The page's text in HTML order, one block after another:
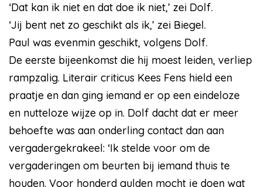
‘Dat kan ik niet en dat doe ik niet,’ zei Dolf.
‘Jij bent net zo geschikt als ik,’ zei Biegel.
Paul was evenmin geschikt, volgens Dolf.
De eerste bijeenkomst die hij moest leiden, verliep
rampzalig. Literair criticus Kees Fens hield een
praatje en dan ging iemand er op een eindeloze
en nutteloze wijze op in. Dolf dacht dat er meer
behoefte was aan onderling contact dan aan
vergadergekrakeel: ‘Ik stelde voor om de
vergaderingen om beurten bij iemand thuis te
houden. Voor honderd gulden mocht je doen wat